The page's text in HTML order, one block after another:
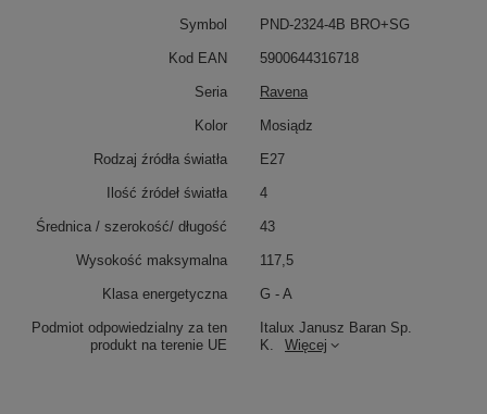
Podmiot odpowiedzialny za ten
produkt na terenie UE
Italux Janusz Baran Sp.
K.
Więcej
Symbol PND-2324-4B BRO+SG
Kod EAN 5900644316718
Seria Ravena
Kolor Mosiądz
Rodzaj źródła światła E27
Ilość źródeł światła 4
Średnica / szerokość/ długość 43
Wysokość maksymalna 117,5
Klasa energetyczna G - A